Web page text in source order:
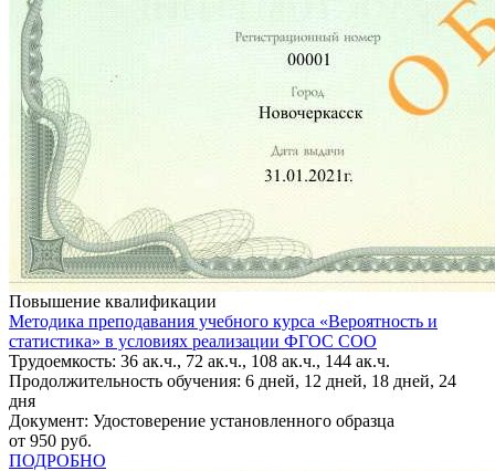
Повышение квалификации
Методика преподавания учебного курса «Вероятность и
статистика» в условиях реализации ФГОС СОО
Трудоемкость: 36 ак.ч., 72 ак.ч., 108 ак.ч., 144 ак.ч.
Продолжительность обучения: 6 дней, 12 дней, 18 дней, 24
дня
Документ: Удостоверение установленного образца
от 950 руб.
ПОДРОБНО